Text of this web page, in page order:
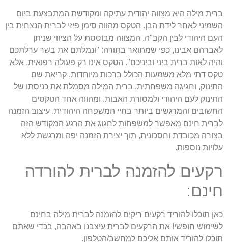
מילה היא מצווה יהודית עתיקה ומקודשת המתבצעת ביום
לאחר לידת הבן. הטקס מהווה סימן פיזי לברית הנצחית בין
היהודי לבין הקב"ה. המצווה מבוססת על הציווי שניתן
אבינו, כפי שמתואר בתורה: "ונמלתם את בשר ערלתכם
לאות ברית ביני וביניכם". הטקס אינו רק פעולה רפואית, אלא
דתי מלא משמעות הכולל ברכות מיוחדות, קריאת שם
וחגיגה משפחתית. ברית המילה מסמלת את כניסתו של
לעם היהודי ולמסורת האבות, ומהווה אחד הטקסים
והמרגשים ביותר בחיי המשפחה היהודית. עיצוב הזמנה
חינם מאפשר למשפחות לחגוג את הרגע המקודש הזה
מכובדת וחסכונית, תוך יצירת הזמנה יפה ומרגשת ללא
נוספות.
להזמנה לברית להורדה
תוכלו להוריד רקעים ריקים להזמנה לברית מילה בחינם
חופשי! את הרקעים לברית עיצבנו באהבה, בכדי שאתם
להוריד אותם אליכם למחשב/הטלפון.